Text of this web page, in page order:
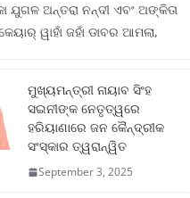
ଯୁଗଳ ଅନ୍ତରା ନନ୍ଦୀ ଏବଂ ଅଙ୍କିତା
ୱାହାଁ ଜହାଁ ଡାବର ଆମଲା,
ମୁଖ୍ୟମନ୍ତ୍ରୀ ନାୟାବ ସିଂହ
ସଇନୀଙ୍କ ନେତୃତ୍ୱରେ
ହରିୟାଣାରେ ଜନ କୈନ୍ଦ୍ରୀକ
ସଂସ୍କାର ତ୍ୱରାନ୍ୱିତ
September 3, 2025